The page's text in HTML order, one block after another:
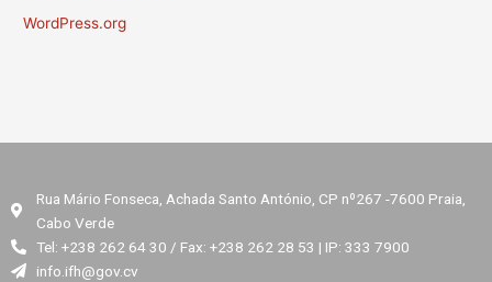
WordPress.org
Rua Mário Fonseca, Achada Santo António, CP nº267 -7600 Praia,
Cabo Verde
Tel: +238 262 64 30 / Fax: +238 262 28 53 | IP: 333 7900
info.ifh@gov.cv